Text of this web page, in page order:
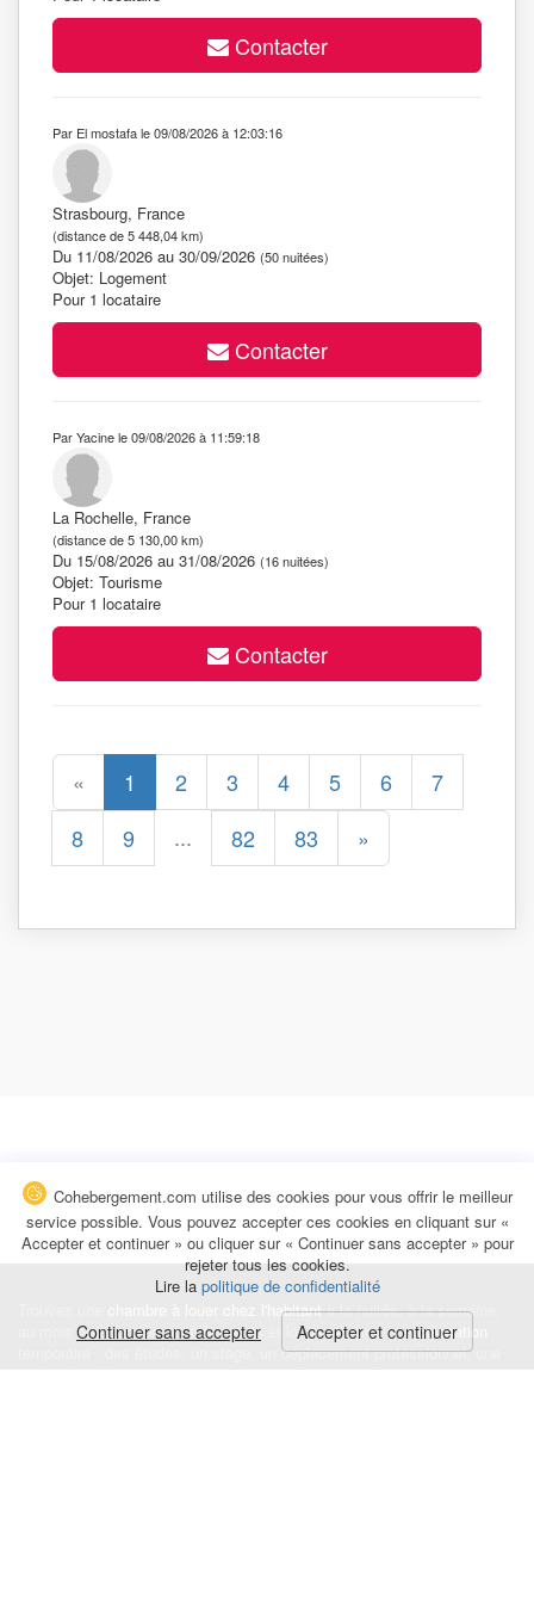
Contacter
Par El mostafa le 09/08/2026 à 12:03:16
Strasbourg, France
(distance de 5 448,04 km)
Du 11/08/2026 au 30/09/2026 (50 nuitées)
Objet: Logement
Pour 1 locataire
Contacter
Par Yacine le 09/08/2026 à 11:59:18
La Rochelle, France
(distance de 5 130,00 km)
Du 15/08/2026 au 31/08/2026 (16 nuitées)
Objet: Tourisme
Pour 1 locataire
Contacter
« 1 2 3 4 5 6
7
8
9 ... 82 83 »
chambre à louer chez l'habitantà la nuitée, à la semaine,
au mois ou à l'année pour de courts et longs séjours, unecolocation
temporaire : des études, un stage, un déplacement professionnel, une
Cohebergement.com utilise des cookies pour vous offrir le meilleur
service possible. Vous pouvez accepter ces cookies en cliquant sur «
Accepter et continuer » ou cliquer sur « Continuer sans accepter » pour
rejeter tous les cookies.
Lire la politique de confidentialité
Continuer sans accepter Accepter et continuer